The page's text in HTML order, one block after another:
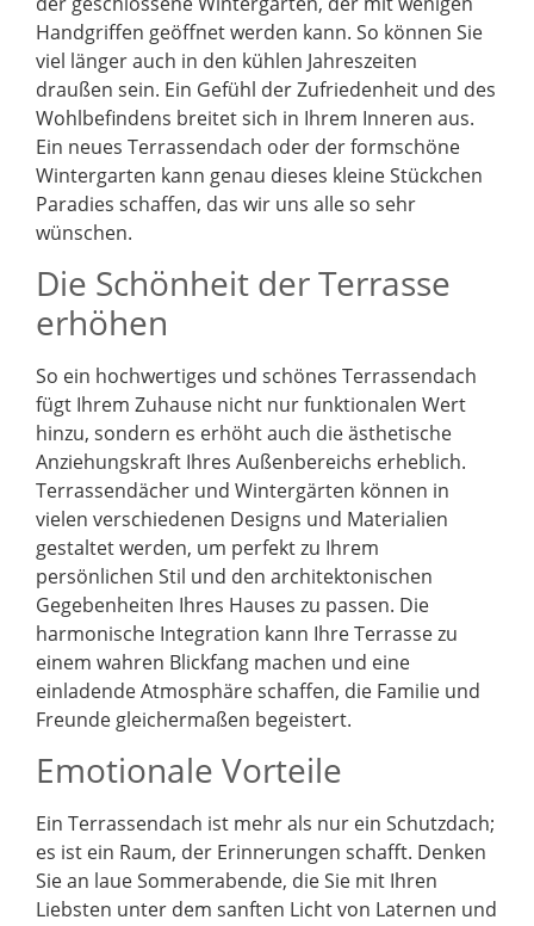
Handgriffen geöffnet werden kann. So können Sie
viel länger auch in den kühlen Jahreszeiten
draußen sein. Ein Gefühl der Zufriedenheit und des
Wohlbefindens breitet sich in Ihrem Inneren aus.
Ein neues Terrassendach oder der formschöne
Wintergarten kann genau dieses kleine Stückchen
Paradies schaffen, das wir uns alle so sehr
wünschen.
Die Schönheit der Terrasse
erhöhen
So ein hochwertiges und schönes Terrassendach
fügt Ihrem Zuhause nicht nur funktionalen Wert
hinzu, sondern es erhöht auch die ästhetische
Anziehungskraft Ihres Außenbereichs erheblich.
Terrassendächer und Wintergärten können in
vielen verschiedenen Designs und Materialien
gestaltet werden, um perfekt zu Ihrem
persönlichen Stil und den architektonischen
Gegebenheiten Ihres Hauses zu passen. Die
harmonische Integration kann Ihre Terrasse zu
einem wahren Blickfang machen und eine
einladende Atmosphäre schaffen, die Familie und
Freunde gleichermaßen begeistert.
Emotionale Vorteile
Ein Terrassendach ist mehr als nur ein Schutzdach;
es ist ein Raum, der Erinnerungen schafft. Denken
Sie an laue Sommerabende, die Sie mit Ihren
Liebsten unter dem sanften Licht von Laternen und